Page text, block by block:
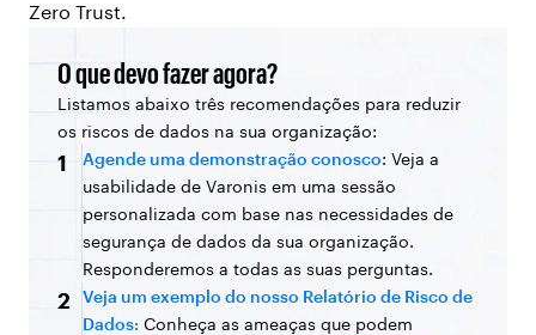
Zero Trust.
O que devo fazer agora?
Listamos abaixo três recomendações para reduzir
os riscos de dados na sua organização:
1 Agende uma demonstração conosco: Veja a
usabilidade de Varonis em uma sessão
personalizada com base nas necessidades de
segurança de dados da sua organização.
Responderemos a todas as suas perguntas.
2
Veja um exemplo do nosso Relatório de Risco de
Dados: Conheça as ameaças que podem